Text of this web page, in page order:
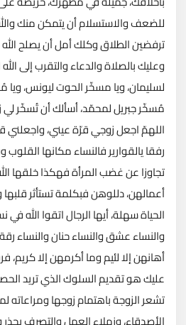
للضعف والاستسلام أن يتمكن منك
ترفضين الطلاق وكلك أمل أن يصلح الله
وعليك بالصلاة والدعاء والتقرب إلى
لسليمان، ويا مسخّر الحوت ليونس، ويا
مُسخّر جبريل لمحمّد، أسألك أن تُسخّر
اللهمّ اجعل زوجي قرّة عيني، واجعلني
رفقا يالقوارير فالنساء مكانها
تجاوزا عن غضب المرأة فهكذا خلقها
أعمالهن، دللوهن فبكلمة تستأثر
الحياة سهلة، أيها الرجال اتقوا الله
والنساء عشق والنساء حنان والنساء
أهانهن إلا لئيم وما أكرمهن إلا كريم،
عليك هو تقديم السلوك الذي تريد
تشعر الزوجة باهتمام زوجها ومراعاته